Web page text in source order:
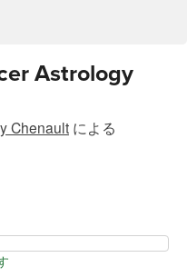
Astrology
Chenault による